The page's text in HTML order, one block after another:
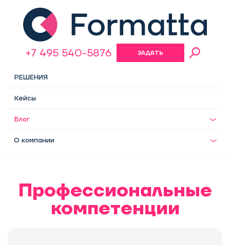
РЕШЕНИЯ
Кейсы
Блог
О компании
+7 495 540-5876 ЗАДАТЬ
Профессиональные
компетенции